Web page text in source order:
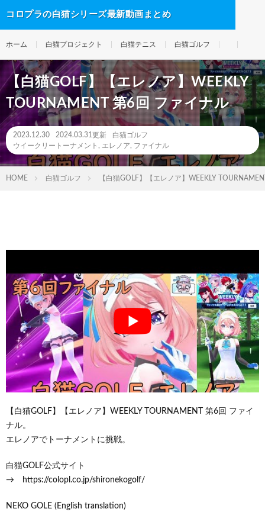
コロプラの白猫シリーズ最新動画まとめ
ホーム 白猫プロジェクト 白猫テニス 白猫ゴルフ
【白猫GOLF】【エレノア】WEEKLY
TOURNAMENT 第6回 ファイナル
2023.12.30 2024.03.31更新
白猫ゴルフ
ウイークリートーナメント , エレノア, ファイナル
HOME 白猫ゴルフ 【白猫GOLF】【エレノア】WEEKLY
【白猫GOLF】【エレノア】WEEKLY TOURNAMENT 第6回 ファイ
ナル。
エレノアでトーナメントに挑戦。
白猫GOLF公式サイト
→ https://colopl.co.jp/shironekogolf/
NEKO GOLE (English translation)